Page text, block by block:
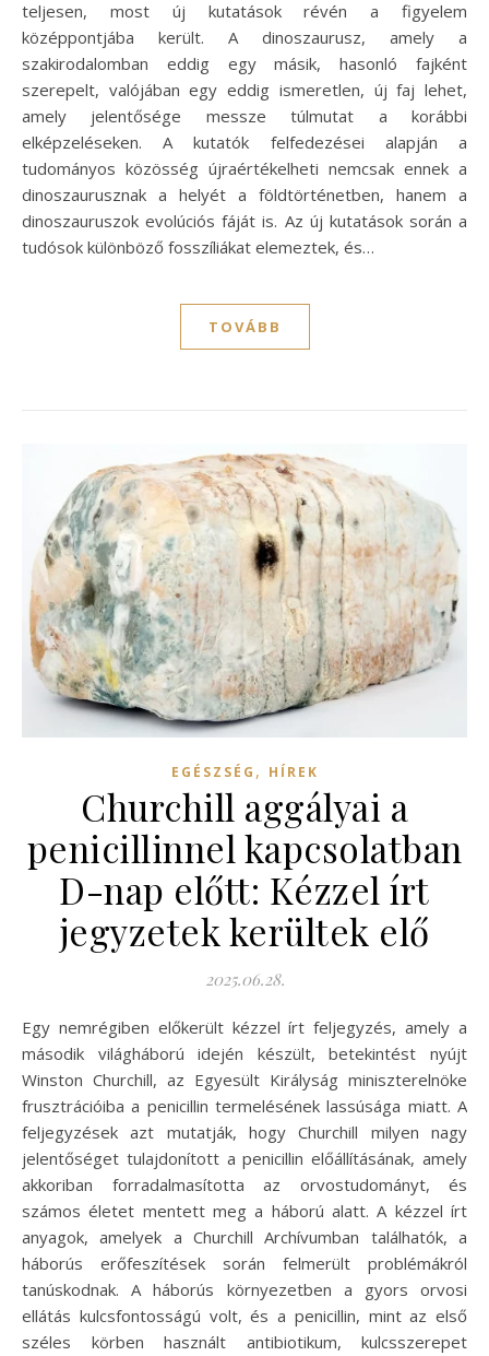
teljesen, most új kutatások révén a figyelem
középpontjába került. A dinoszaurusz, amely a
szakirodalomban eddig egy másik, hasonló fajként
szerepelt, valójában egy eddig ismeretlen, új faj lehet,
amely jelentősége messze túlmutat a korábbi
elképzeléseken. A kutatók felfedezései alapján a
tudományos közösség újraértékelheti nemcsak ennek a
dinoszaurusznak a helyét a földtörténetben, hanem a
dinoszauruszok evolúciós fáját is. Az új kutatások során a
tudósok különböző fosszíliákat elemeztek, és…
TOVÁBB
EGÉSZSÉG , HÍREK
Churchill aggályai a
penicillinnel kapcsolatban
D-nap előtt: Kézzel írt
jegyzetek kerültek elő
2025.06.28.
Egy nemrégiben előkerült kézzel írt feljegyzés, amely a
második világháború idején készült, betekintést nyújt
Winston Churchill, az Egyesült Királyság miniszterelnöke
frusztrációiba a penicillin termelésének lassúsága miatt. A
feljegyzések azt mutatják, hogy Churchill milyen nagy
jelentőséget tulajdonított a penicillin előállításának, amely
akkoriban forradalmasította az orvostudományt, és
számos életet mentett meg a háború alatt. A kézzel írt
anyagok, amelyek a Churchill Archívumban találhatók, a
háborús erőfeszítések során felmerült problémákról
tanúskodnak. A háborús környezetben a gyors orvosi
ellátás kulcsfontosságú volt, és a penicillin, mint az első
széles körben használt antibiotikum, kulcsszerepet